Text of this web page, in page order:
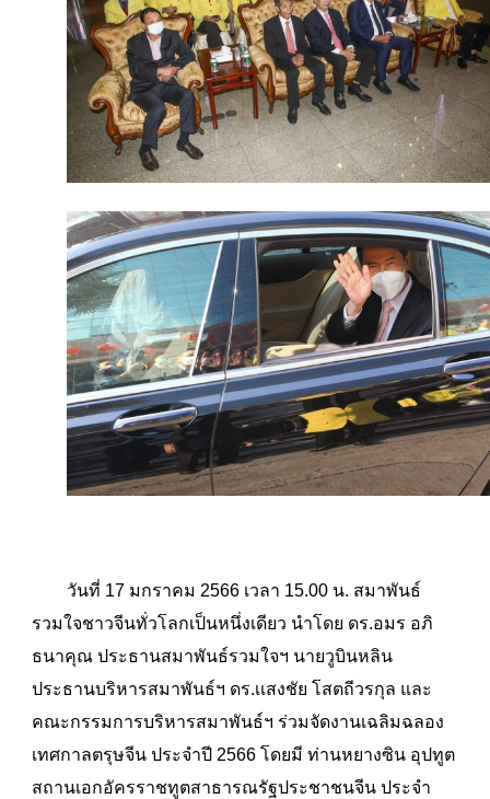
วันที่ 17 มกราคม 2566 เวลา 15.00 น. สมาพันธ์
รวมใจชาวจีนทั่วโลกเป็นหนึ่งเดียว นำโดย ดร.อมร อภิ
ธนาคุณ ประธานสมาพันธ์รวมใจฯ นายวูบินหลิน
ประธานบริหารสมาพันธ์ฯ ดร.เเสงชัย โสตถีวรกุล และ
คณะกรรมการบริหารสมาพันธ์ฯ ร่วมจัดงานเฉลิมฉลอง
เทศกาลตรุษจีน ประจำปี 2566 โดยมี ท่านหยางซิน อุปทูต
สถานเอกอัครราชทูตสาธารณรัฐประชาชนจีน ประจำ